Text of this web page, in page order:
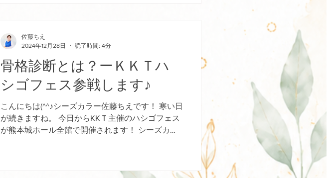
やサービスの価値が伝わる入口が整っていなけれ
とがあります。 Wise Colorでは、その入口を整え
る考え方を「ビジネスカラー設計」と呼んでいま
す。 ビジネスカラー設計とは ビジネスカラー設計
とは、色・言葉・見せ方・商品設計・導線を整
え、必要な人に価値が届く集客の入口をつくるこ
とです。 ここでいう「色」は、ただきれいに見せ
るためのものではありません。 色は、第一印象を
たものなのかを、言葉より先に伝えることがあり
骨格診断とは？ーＫＫＴハ
シゴフェス参戦します♪
こんにちは(^^♪シーズカラー佐藤ちえです！ 寒い日
が続きますね。 今日からKKＴ主催のハシゴフェス
が熊本城ホール全館で開催されます！ シーズカラ
佐藤ちえ
2024年12月28日
読了時間: 4分